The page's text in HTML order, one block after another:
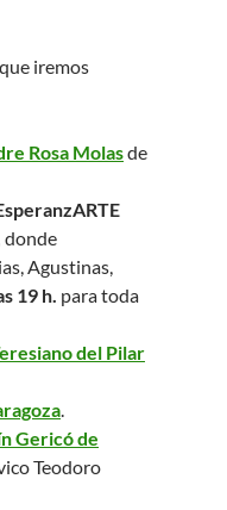
iremos
Rosa Molasde
donde
Agustinas,
19 h. para toda
del Pilar
.
Gericó de
Teodoro